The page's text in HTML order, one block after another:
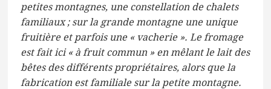
petites montagnes, une constellation de chalets
familiaux ; sur la grande montagne une unique
fruitière et parfois une « vacherie ». Le fromage
est fait ici « à fruit commun » en mêlant le lait des
bêtes des différents propriétaires, alors que la
fabrication est familiale sur la petite montagne.